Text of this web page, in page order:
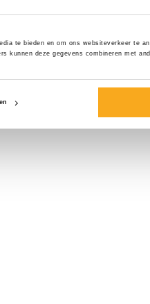
te bieden en om ons websiteverkeer te
kunnen deze gegevens combineren met
Maat*